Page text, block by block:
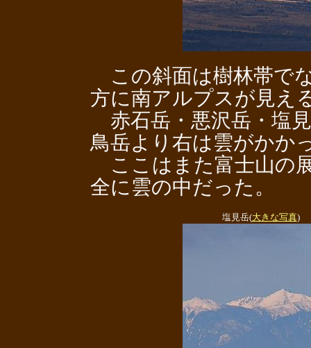
この斜面は樹林帯で
方に南アルプスが見え
赤石岳・悪沢岳・塩
鳥岳より右は雲がかか
ここはまた富士山の
全に雲の中だった。
塩見岳(大きな写真)